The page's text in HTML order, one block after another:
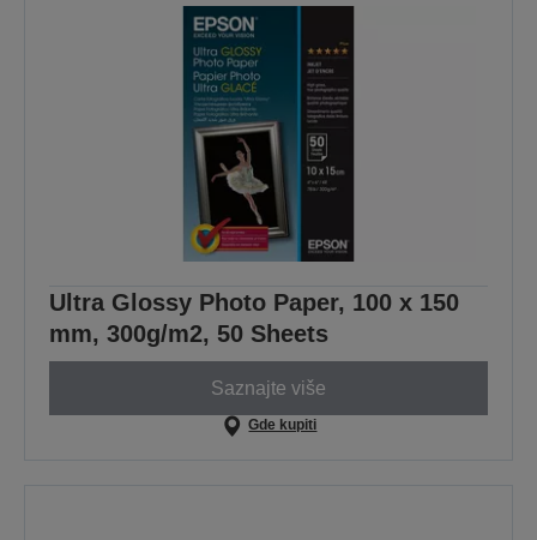
Ultra Glossy Photo Paper, 100 x 150
mm, 300g/m2, 50 Sheets
Saznajte više
Gde kupiti